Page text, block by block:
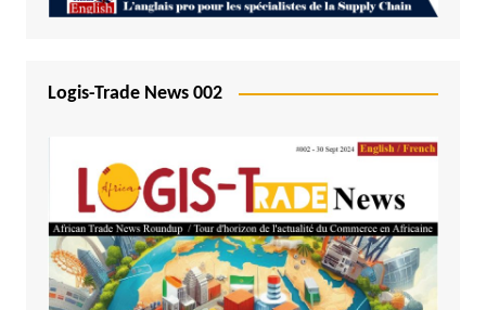
Logis-Trade News 002